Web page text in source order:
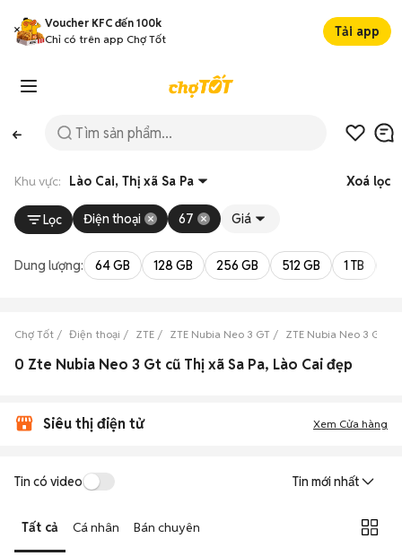
Voucher KFC đến 100k
Chỉ có trên app Chợ Tốt
Tải app
Khu vực: Lào Cai, Thị xã Sa Pa Xoá lọc
Lọc Điện thoại 67 Giá
Dung lượng: 64 GB 128 GB 256 GB 512 GB 1 TB
Chợ Tốt Điện thoại ZTE ZTE Nubia Neo 3 GT ZTE Nubia Neo 3 GT
0 Zte Nubia Neo 3 Gt cũ Thị xã Sa Pa, Lào Cai đẹp
Siêu thị điện tử Xem Cửa hàng
Tin có video Tin mới nhất
Tất cả Cá nhân Bán chuyên